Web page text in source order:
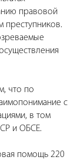
правовой
преступников.
что по
с
в том
и ОБСЕ.
помощь 220